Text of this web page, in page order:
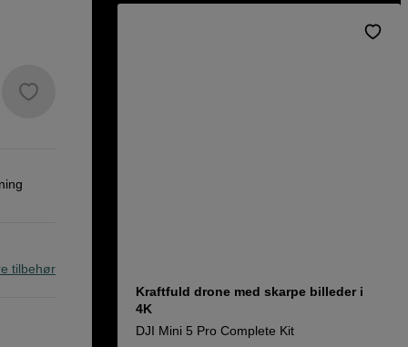
tilbehør
Kraftfuld drone med skarpe billeder i
4K
DJI Mini 5 Pro Complete Kit